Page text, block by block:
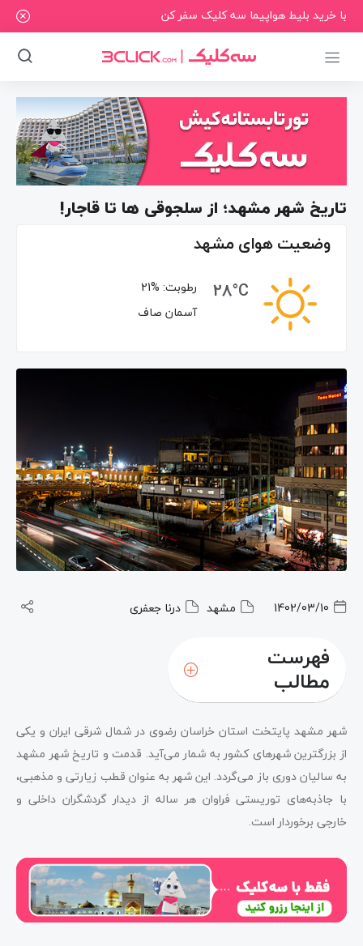
با خرید بلیط هواپیما سه کلیک سفر کن
تاریخ شهر مشهد؛ از سلجوقی ها تا قاجار!
وضعیت هوای مشهد
28°C
رطوبت: 21%
آسمان صاف
1402/03/10 مشهد درنا جعفری
فهرست
مطالب
شهر مشهد پایتخت استان خراسان رضوی در شمال شرقی ایران و یکی
از بزرگترین شهرهای کشور به شمار می‌آید. قدمت و تاریخ شهر مشهد
به سالیان دوری باز می‌گردد. این شهر به عنوان قطب زیارتی و مذهبی،
با جاذبه‌های توریستی فراوان هر ساله از دیدار گردشگران داخلی و
خارجی برخوردار است.